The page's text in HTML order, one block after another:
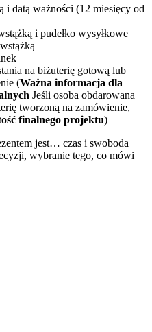
i datą ważności (12 miesięcy od
i pudełko wysyłkowe
na biżuterię gotową lub
(Ważna informacja dla
Jeśli osoba obdarowana
tworzoną na zamówienie,
finalnego projektu)
jest… czas i swoboda
wybranie tego, co mówi